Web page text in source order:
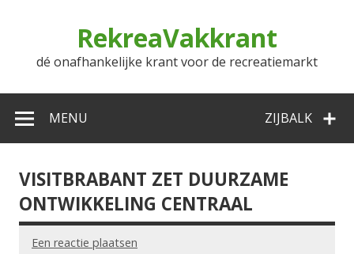
RekreaVakkrant
dé onafhankelijke krant voor de recreatiemarkt
ZIJBALK
MENU
VISITBRABANT ZET DUURZAME
ONTWIKKELING CENTRAAL
Een reactie plaatsen